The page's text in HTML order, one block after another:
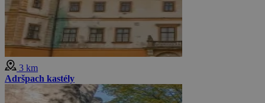
3 km
Adršpach kastély